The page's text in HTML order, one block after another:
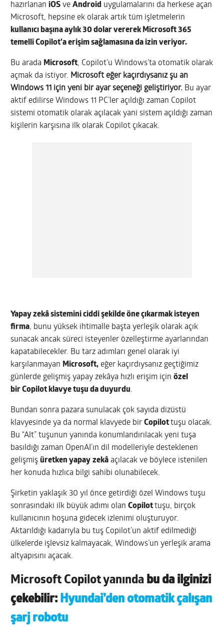
hazırlananiOS veAndroid uygulamalarını da herkese açan
Microsoft, hepsine ek olarak artık tüm işletmelerin
kullanıcı başına aylık 30 dolar vererek Microsoft 365
temelli Copilot’a erişim sağlamasına da izin veriyor.
Bu arada Microsoft, Copilot’u Windows’ta otomatik olarak
açmak da istiyor. Microsoft eğer kaçırdıysanız şu an
Windows 11 için yeni bir ayar seçeneği geliştiriyor. Bu ayar
aktif edilirse Windows 11 PC’ler açıldığı zaman Copilot
sistemi otomatik olarak açılacak yani sistem açıldığı zaman
kişilerin karşısına ilk olarak Copilot çıkacak.
Yapay zekâ sistemini ciddi şekilde öne çıkarmak isteyen
firma, bunu yüksek ihtimalle başta yerleşik olarak açık
sunacak ancak süreci isteyenler özelleştirme ayarlarından
kapatabilecekler. Bu tarz adımları genel olarak iyi
karşılanmayan Microsoft, eğer kaçırdıysanız geçtiğimiz
günlerde gelişmiş yapay zekâya hızlı erişim içinözel
bir Copilot klavye tuşu da duyurdu.
Bundan sonra pazara sunulacak çok sayıda dizüstü
klavyesinde ya da normal klavyede birCopilottuşu olacak.
Bu “Alt” tuşunun yanında konumlandırılacak yeni tuşa
basıldığı zaman OpenAI’ın dil modelleriyle desteklenen
gelişmişüretken yapay zekâ açılacak ve böylece istenilen
her konuda hızlıca bilgi sahibi olunabilecek.
Şirketin yaklaşık 30 yıl önce getirdiği özel Windows tuşu
sonrasındaki ilk büyük adımı olanCopilottuşu, birçok
kullanıcının hoşuna gidecek izlenimi oluşturuyor.
Aktarıldığı kadarıyla bu tuş Copilot’un aktif edilmediği
ülkelerde işlevsiz kalmayacak, Windows’un yerleşik arama
altyapısını açacak.
Microsoft Copilot yanında bu da ilginizi
çekebilir: Hyundai’den otomatik çalışan
şarj robotu